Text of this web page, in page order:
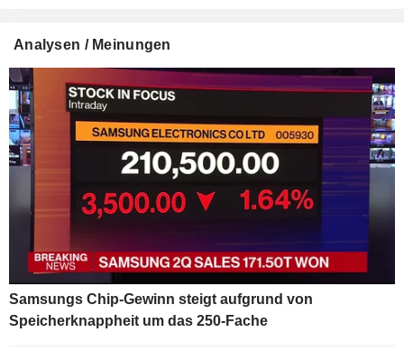
Analysen / Meinungen
Samsungs Chip-Gewinn steigt aufgrund von
Speicherknappheit um das 250-Fache